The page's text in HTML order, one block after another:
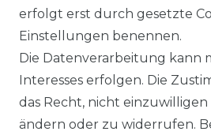
erfolgt erst durch gesetzte
Einstellungen benennen.
Die Datenverarbeitung kann
Interesses erfolgen. Die
das Recht, nicht
ändern oder zu widerrufen.